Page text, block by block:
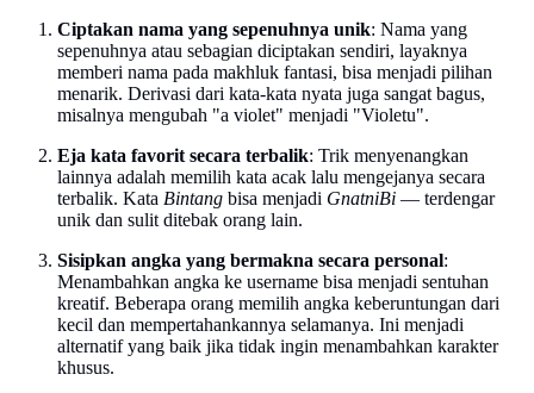
Ciptakan nama yang sepenuhnya unik: Nama yang
sepenuhnya atau sebagian diciptakan sendiri, layaknya
memberi nama pada makhluk fantasi, bisa menjadi pilihan
menarik. Derivasi dari kata-kata nyata juga sangat bagus,
misalnya mengubah "a violet" menjadi "Violetu".
Eja kata favorit secara terbalik: Trik menyenangkan
lainnya adalah memilih kata acak lalu mengejanya secara
terbalik. Kata Bintang bisa menjadi GnatniBi — terdengar
unik dan sulit ditebak orang lain.
Sisipkan angka yang bermakna secara personal:
Menambahkan angka ke username bisa menjadi sentuhan
kreatif. Beberapa orang memilih angka keberuntungan dari
kecil dan mempertahankannya selamanya. Ini menjadi
alternatif yang baik jika tidak ingin menambahkan karakter
khusus.